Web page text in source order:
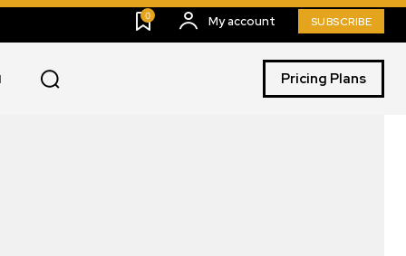
0 My account SUBSCRIBE
Pricing Plans